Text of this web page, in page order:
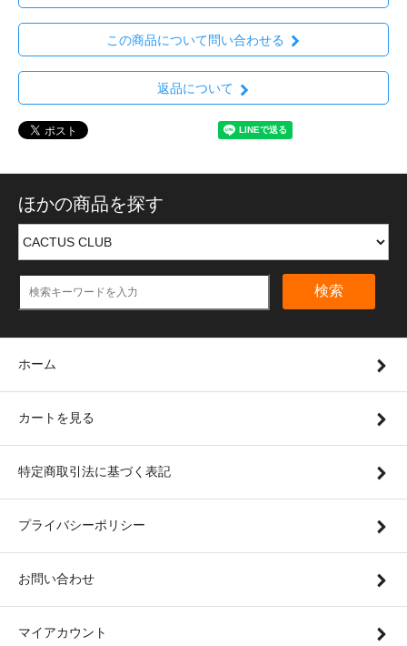
この商品について問い合わせる
返品について
ほかの商品を探す
検索
ホーム
カートを見る
特定商取引法に基づく表記
プライバシーポリシー
お問い合わせ
マイアカウント